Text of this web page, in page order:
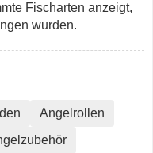
Fischarten anzeigt,
wurden.
Angelrollen